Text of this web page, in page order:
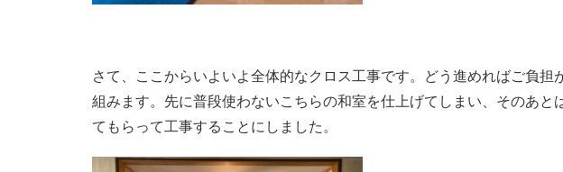
さて、ここからいよいよ全体的なクロス工事です。どう進めればご負担
組みます。先に普段使わないこちらの和室を仕上げてしまい、そのあと
てもらって工事することにしました。